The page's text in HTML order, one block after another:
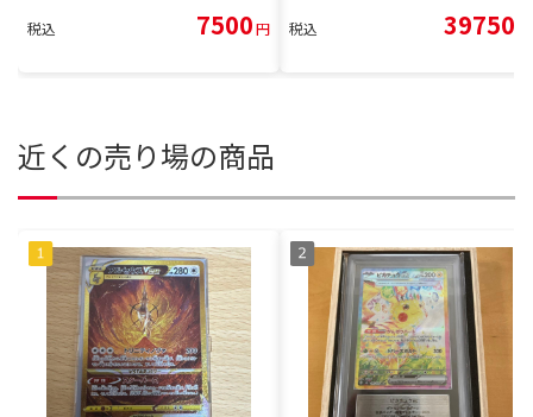
税込 7500円 税込 39750
近くの売り場の商品